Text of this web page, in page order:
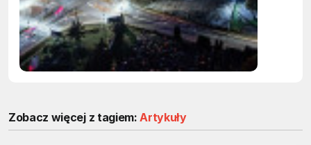
Zobacz więcej z tagiem: Artykuły